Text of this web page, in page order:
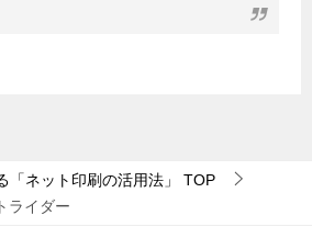
「ネット印刷の活用法」
TOP
ライダー